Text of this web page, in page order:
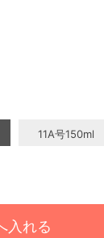
11A号150ml
入れる